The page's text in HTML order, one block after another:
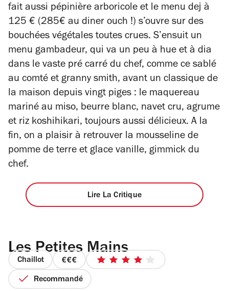
fait aussi pépinière arboricole et le menu dej à
125 € (285€ au diner ouch !) s’ouvre sur des
bouchées végétales toutes crues. S’ensuit un
menu gambadeur, qui va un peu à hue et à dia
dans le vaste pré carré du chef, comme ce sablé
au comté et granny smith, avant un classique de
la maison depuis vingt piges : le maquereau
mariné au miso, beurre blanc, navet cru, agrume
et riz koshihikari, toujours aussi délicieux. A la
fin, on a plaisir à retrouver la mousseline de
pomme de terre et glace vanille, gimmick du
chef.
Lire La Critique
Les Petites Mains
Chaillot
prix
3
4
Recommandé